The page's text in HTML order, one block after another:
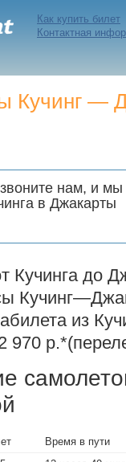
Как купить билет
Контактная
Кучинг —
нам, и мы
в Джакарты
Кучинга до
из
970
Время в пути